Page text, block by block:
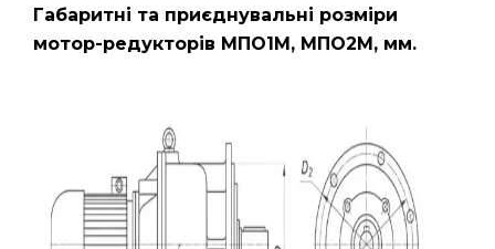
Габаритні та приєднувальні розміри
мотор-редукторів МПО1М, МПО2М, мм.